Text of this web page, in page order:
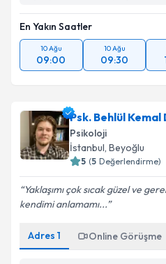
En Yakın Saatler
10 Ağu
09:00
10 Ağu
09:30
Psk. Behlül
Psikoloji
İstanbul, Beyoğlu
5 (5 Değerlendirme)
Yaklaşımı çok sıcak güzel ve
kendimi anlamamı...
Adres 1 Online Görüşme